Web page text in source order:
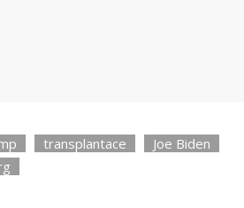
transplantace
Joe Biden